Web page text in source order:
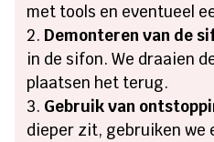
met tools en eventueel
Demonteren van de
in de sifon. We draaien
plaatsen het terug.
Gebruik van
dieper zit, gebruiken we